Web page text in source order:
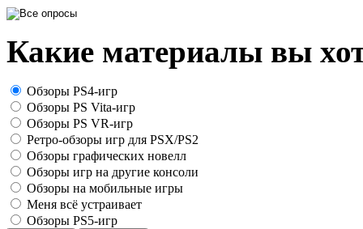
Какие материалы вы
Обзоры PS4-игр
Обзоры PS Vita-игр
Обзоры PS VR-игр
Ретро-обзоры игр для PSX/PS2
Обзоры графических новелл
Обзоры игр на другие консоли
Обзоры на мобильные игры
Меня всё устраивает
Обзоры PS5-игр